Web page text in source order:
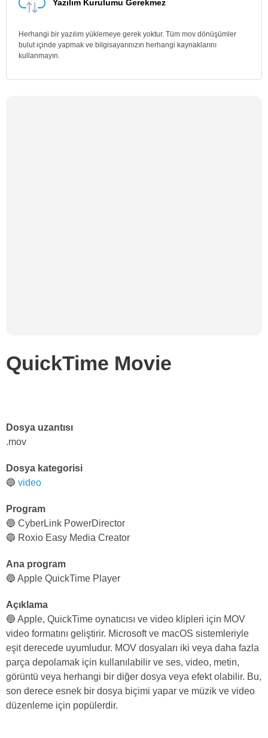
Yazılım Kurulumu Gerekmez
Herhangi bir yazılım yüklemeye gerek yoktur. Tüm mov dönüşümler
bulut içinde yapmak ve bilgisayarınızın herhangi kaynaklarını
kullanmayın.
QuickTime Movie
Dosya uzantısı
.mov
Dosya kategorisi
🔵 video
Program
🔵 CyberLink PowerDirector
🔵 Roxio Easy Media Creator
Ana program
🔵 Apple QuickTime Player
Açıklama
🔵 Apple, QuickTime oynatıcısı ve video klipleri için MOV
video formatını geliştirir. Microsoft ve macOS sistemleriyle
eşit derecede uyumludur. MOV dosyaları iki veya daha fazla
parça depolamak için kullanılabilir ve ses, video, metin,
görüntü veya herhangi bir diğer dosya veya efekt olabilir. Bu,
son derece esnek bir dosya biçimi yapar ve müzik ve video
düzenleme için popülerdir.